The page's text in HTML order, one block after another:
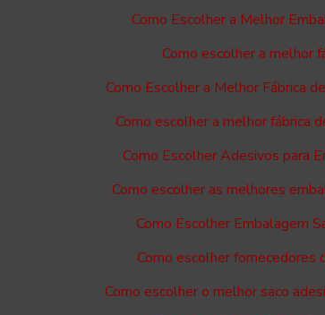
Como Escolher a Melhor
Como escolher a melhor
Como Escolher a Melhor Fábrica
Como escolher a melhor fábrica
Como Escolher Adesivos para
Como escolher as melhores
Como Escolher Embalagem
Como escolher fornecedores
Como escolher o melhor saco